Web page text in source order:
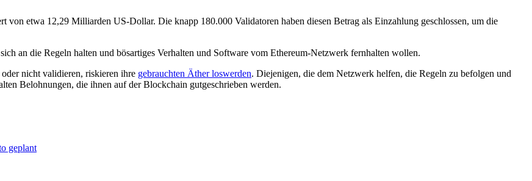
etwa 12,29 Milliarden US-Dollar. Die knapp 180.000 Validatoren haben diesen Betrag als Einzahlung geschlossen, um die
an die Regeln halten und bösartiges Verhalten und Software vom Ethereum-Netzwerk fernhalten wollen.
nicht validieren, riskieren ihre gebrauchten Äther loswerden. Diejenigen, die dem Netzwerk helfen, die Regeln zu befolgen und
Belohnungen, die ihnen auf der Blockchain gutgeschrieben werden.
geplant